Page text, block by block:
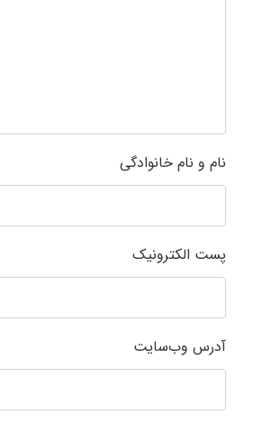
نام و نام خانوادگی
پست الکترونیک
آدرس وب‌سایت